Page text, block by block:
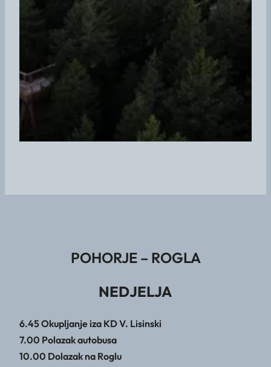
POHORJE – ROGLA
NEDJELJA
6.45 Okupljanje iza KD V. Lisinski
7.00 Polazak autobusa
10.00 Dolazak na Roglu